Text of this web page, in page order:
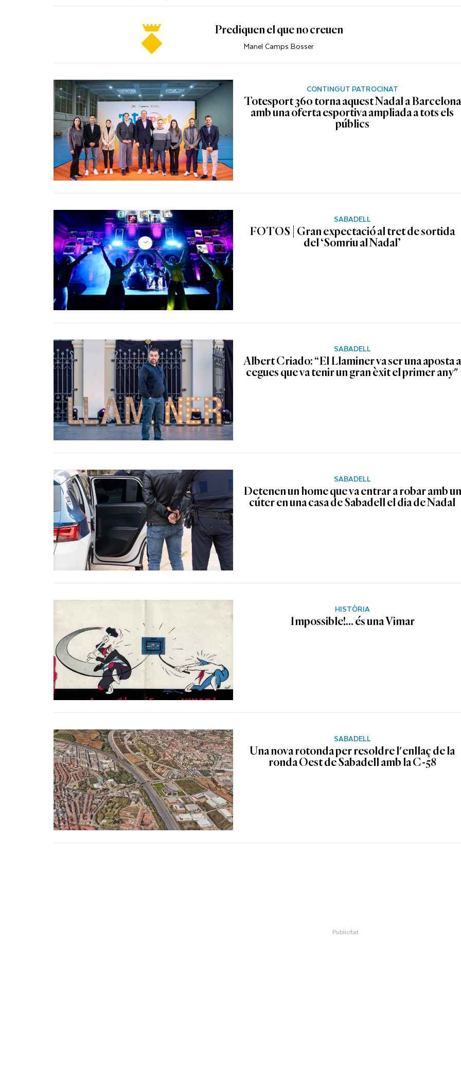
Prediquen el que no creuen
Manel Camps Bosser
CONTINGUT PATROCINAT
Totesport 360 torna aquest Nadal a Barcelona
amb una oferta esportiva ampliada a tots els
públics
SABADELL
FOTOS | Gran expectació al tret de sortida
del ‘Somriu al Nadal’
SABADELL
Albert Criado: “El Llaminer va ser una aposta a
cegues que va tenir un gran èxit el primer any"
SABADELL
Detenen un home que va entrar a robar amb un
cúter en una casa de Sabadell el dia de Nadal
HISTÒRIA
Impossible!... és una Vimar
SABADELL
Una nova rotonda per resoldre l'enllaç de la
ronda Oest de Sabadell amb la C-58